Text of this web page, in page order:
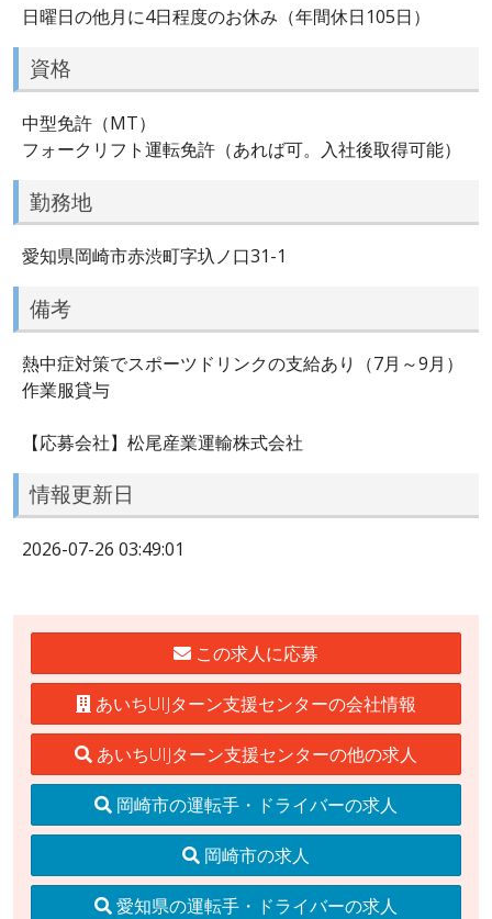
日曜日の他月に4日程度のお休み（年間休日105日）
資格
中型免許（MT）
フォークリフト運転免許（あれば可。入社後取得可能）
勤務地
愛知県岡崎市赤渋町字圦ノ口31-1
備考
熱中症対策でスポーツドリンクの支給あり（7月～9月）
作業服貸与
【応募会社】松尾産業運輸株式会社
情報更新日
2026-07-26 03:49:01
この求人に応募
あいちUIJターン支援センターの会社情報
あいちUIJターン支援センターの他の求人
岡崎市の運転手・ドライバーの求人
岡崎市の求人
愛知県の運転手・ドライバーの求人